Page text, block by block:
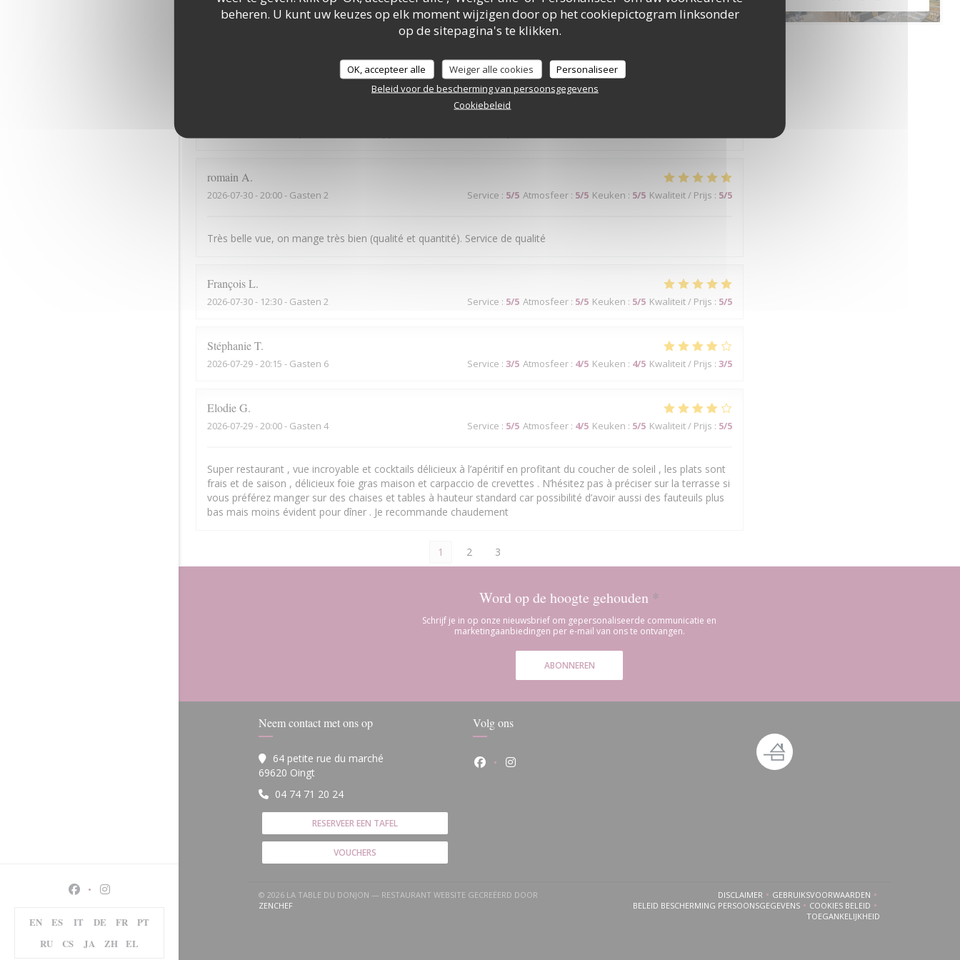
beheren. U kunt uw keuzes op elk moment wijzigen door op het cookiepictogram linksonder
op de sitepagina's te klikken.
OK, accepteer alle Weiger alle cookies
Personaliseer
Beleid voor de bescherming van persoonsgegevens
Cookiebeleid
Facebook ((opent in een nieuw venster))
Instagram ((opent in een nieuw venster))
EN ES IT DE FR
PT
RU
CS JA ZH EL
Service:5/5 Atmosfeer:4/5 Keuken
romain A
2026-07-30- 20:00 - Gasten 2 Service : 5/5 Atmosfeer: 5/5 Keuken : 5/5 Kwaliteit / Prijs : 5/5
Très belle vue, on mange très bien (qualité et quantité). Service de qualité
FrançoisL
2026-07-30- 12:30 - Gasten 2 Service : 5/5 Atmosfeer: 5/5 Keuken : 5/5 Kwaliteit / Prijs : 5/5
StéphanieT
2026-07-29- 20:15 - Gasten 6 Service : 3/5 Atmosfeer: 4/5 Keuken : 4/5 Kwaliteit / Prijs : 3/5
ElodieG
2026-07-29- 20:00 - Gasten 4 Service : 5/5 Atmosfeer: 4/5 Keuken : 5/5 Kwaliteit / Prijs : 5/5
Super restaurant , vue incroyable et cocktails délicieux à l’apéritif en profitant du coucher de soleil , les plats sont
frais et de saison , délicieux foie gras maison et carpaccio de crevettes . N’hésitez pas à préciser sur la terrasse si
vous préférez manger sur des chaises et tables à hauteur standard car possibilité d’avoir aussi des fauteuils plus
bas mais moins évident pour dîner . Je recommande chaudement
1 2 3
Word op de hoogte gehouden *
Schrijf je in op onze nieuwsbrief om gepersonaliseerde communicatie en
marketingaanbiedingen per e-mail van ons te ontvangen.
ABONNEREN
Neem contact met ons op
64 petite rue du marché
69620 Oingt
04 74 71 20 24
RESERVEER EEN TAFEL
VOUCHERS
Volg ons
Facebook ((opent in een nieuw venster))
Instagram ((opent in een nieuw venster))
© 2026 LA TABLE DU DONJON — RESTAURANT WEBSITE GECREËERD DOOR
ZENCHEF((OPENT IN EEN NIEUW VENSTER))
DISCLAIMER((OPENT IN EEN NIEUW VENSTER))
GEBRUIKSVOORWAARDEN((OPENT IN EEN NIEUW VENSTER))
BELEID BESCHERMING PERSOONSGEGEVENS
((OPENT IN EEN NIEUW VENSTER))
COOKIES BELEID((OPENT IN EEN NIEUW
TOEGANKELIJKHEID((OPENT IN EEN NIEUW